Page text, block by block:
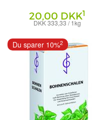
20,00 DKK1
DKK 333,33 / 1kg
Bombastus-Werke AG
Du sparer 10%2